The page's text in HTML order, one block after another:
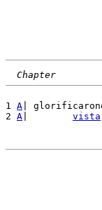
Chapter
1 A |
2 A vista